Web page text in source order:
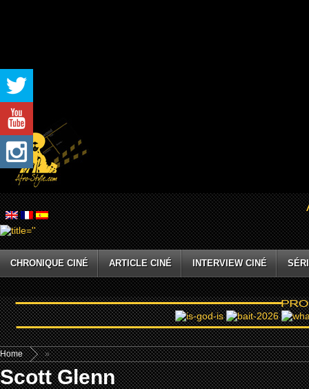
CHRONIQUE CINÉ ARTICLE CINÉ INTERVIEW CINÉ
Home »
Scott Glenn